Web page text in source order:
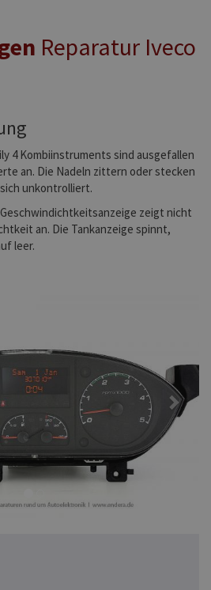
Reparatur Iveco
4 Kombiinstruments sind ausgefallen
an. Die Nadeln zittern oder stecken
unkontrolliert.
zeigt nicht
an. Die Tankanzeige spinnt,
leer.